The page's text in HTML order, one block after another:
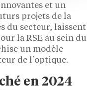
et un
projets de la
du secteur, laissent
la RSE au sein du
un modèle
de l’optique.
en 2024